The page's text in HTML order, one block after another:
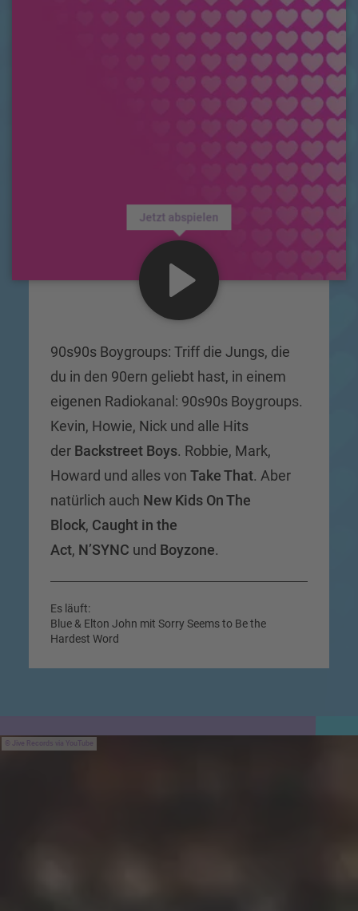
Jetzt abspielen
90s90s Boygroups: Triff die Jungs, die
du in den 90ern geliebt hast, in einem
eigenen Radiokanal: 90s90s Boygroups.
Kevin, Howie, Nick und alle Hits
der Backstreet Boys. Robbie, Mark,
Howard und alles von Take That. Aber
natürlich auch New Kids On The
Block, Caught in the
Act, N’SYNC und Boyzone.
Es läuft:
Blue & Elton John mit Sorry Seems to Be the
Hardest Word
Jive Records via YouTube